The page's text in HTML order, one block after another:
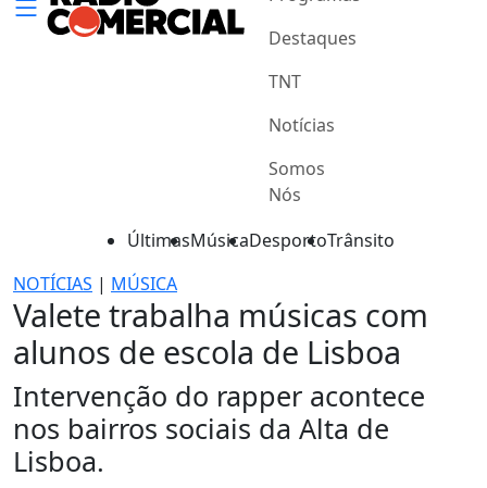
Destaques
TNT
Notícias
Somos
Nós
ÚltimasMúsicaDesportoTrânsito
NOTÍCIAS | MÚSICA
Valete trabalha músicas com
alunos de escola de Lisboa
Intervenção do rapper acontece
nos bairros sociais da Alta de
Lisboa.